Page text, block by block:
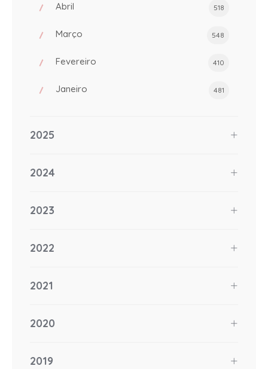
Abril 518
Março 548
Fevereiro 410
Janeiro 481
2025
2024
2023
2022
2021
2020
2019